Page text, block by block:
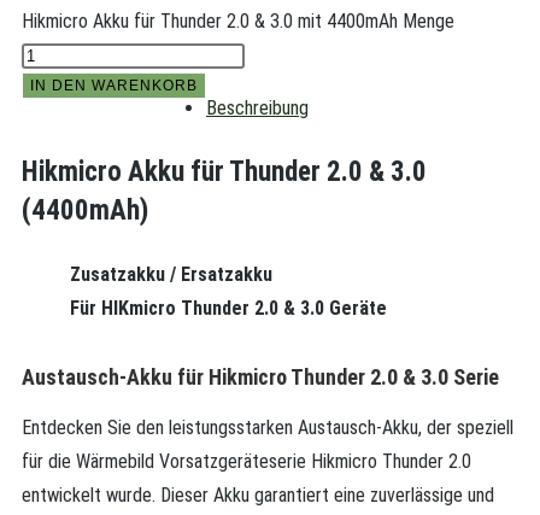
Hikmicro Akku für Thunder 2.0 & 3.0 mit 4400mAh Menge
IN DEN WARENKORB
Beschreibung
Hikmicro Akku für Thunder 2.0 & 3.0
(4400mAh)
Zusatzakku / Ersatzakku
Für HIKmicro Thunder 2.0 & 3.0 Geräte
Austausch-Akku für Hikmicro Thunder 2.0 & 3.0 Serie
Entdecken Sie den leistungsstarken Austausch-Akku, der speziell
für die Wärmebild Vorsatzgeräteserie Hikmicro Thunder 2.0
entwickelt wurde. Dieser Akku garantiert eine zuverlässige und